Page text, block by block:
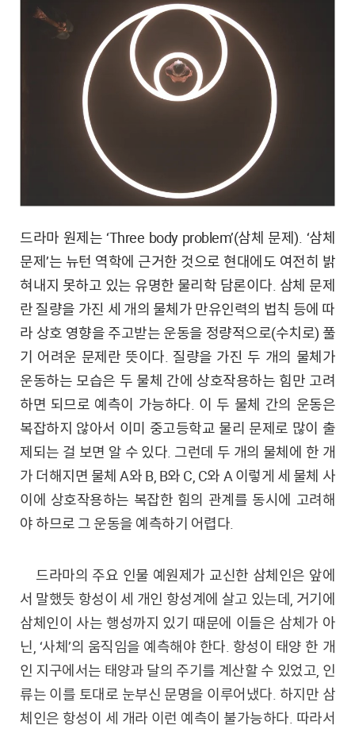
드라마 원제는 ‘Three body problem’(삼체 문제). ‘삼체
문제’는 뉴턴 역학에 근거한 것으로 현대에도 여전히 밝
혀내지 못하고 있는 유명한 물리학 담론이다. 삼체 문제
란 질량을 가진 세 개의 물체가 만유인력의 법칙 등에 따
라 상호 영향을 주고받는 운동을 정량적으로(수치로) 풀
기 어려운 문제란 뜻이다. 질량을 가진 두 개의 물체가
운동하는 모습은 두 물체 간에 상호작용하는 힘만 고려
하면 되므로 예측이 가능하다. 이 두 물체 간의 운동은
복잡하지 않아서 이미 중고등학교 물리 문제로 많이 출
제되는 걸 보면 알 수 있다. 그런데 두 개의 물체에 한 개
가 더해지면 물체 A와 B, B와 C, C와 A 이렇게 세 물체 사
이에 상호작용하는 복잡한 힘의 관계를 동시에 고려해
야 하므로 그 운동을 예측하기 어렵다.
드라마의 주요 인물 예원제가 교신한 삼체인은 앞에
서 말했듯 항성이 세 개인 항성계에 살고 있는데, 거기에
삼체인이 사는 행성까지 있기 때문에 이들은 삼체가 아
닌, ‘사체’의 움직임을 예측해야 한다. 항성이 태양 한 개
인 지구에서는 태양과 달의 주기를 계산할 수 있었고, 인
류는 이를 토대로 눈부신 문명을 이루어냈다. 하지만 삼
체인은 항성이 세 개라 이런 예측이 불가능하다. 따라서